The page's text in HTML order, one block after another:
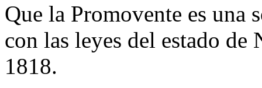
Que la Promovente es una
con las leyes del estado
1818.